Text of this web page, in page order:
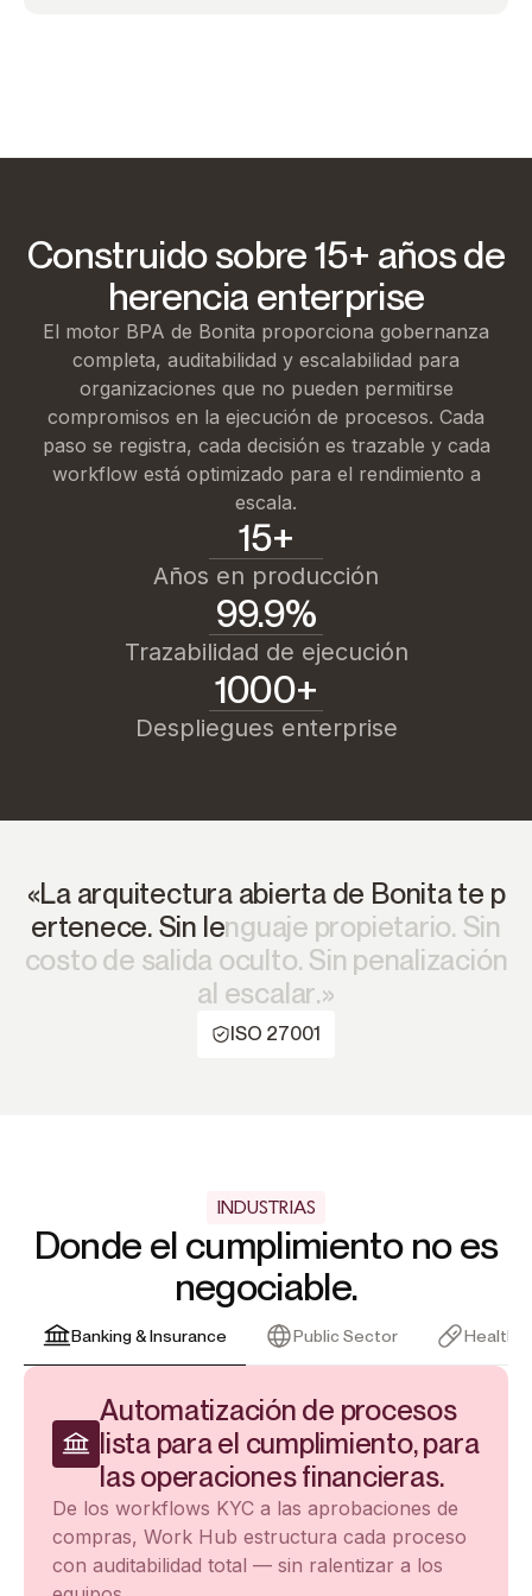
Construido sobre 15+ años de
herencia enterprise
El motor BPA de Bonita proporciona gobernanza
completa, auditabilidad y escalabilidad para
organizaciones que no pueden permitirse
compromisos en la ejecución de procesos. Cada
paso se registra, cada decisión es trazable y cada
workflow está optimizado para el rendimiento a
escala.
15+
Años en producción
99.9%
Trazabilidad de ejecución
1000+
Despliegues enterprise
«La arquitectura abierta de Bonitate p
ertenece. Sin lenguaje propietario. Sin
costo de salida oculto. Sin penalización
al escalar.»
ISO 27001
INDUSTRIAS
Donde el cumplimiento no es
negociable.
Banking & Insurance Public Sector
Automatización de procesos
lista para el cumplimiento, para
las operaciones financieras.
De los workflows KYC a las aprobaciones de
compras, Work Hub estructura cada proceso
con auditabilidad total — sin ralentizar a los